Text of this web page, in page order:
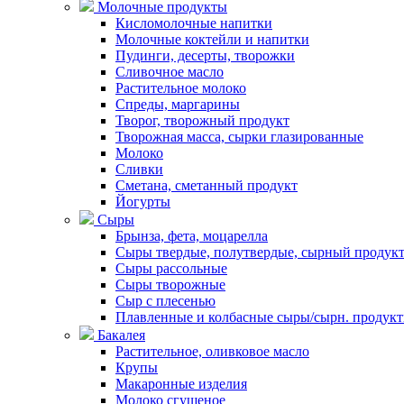
Молочные продукты
Кисломолочные напитки
Молочные коктейли и напитки
Пудинги, десерты, творожки
Сливочное масло
Растительное молоко
Спреды, маргарины
Творог, творожный продукт
Творожная масса, сырки глазированные
Молоко
Сливки
Сметана, сметанный продукт
Йогурты
Сыры
Брынза, фета, моцарелла
Сыры твердые, полутвердые, сырный продукт
Сыры рассольные
Сыры творожные
Сыр с плесенью
Плавленные и колбасные сыры/сырн.
Бакалея
Растительное, оливковое масло
Крупы
Макаронные изделия
Молоко сгущеное